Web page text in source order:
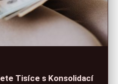
Tisíce s Konsolidací